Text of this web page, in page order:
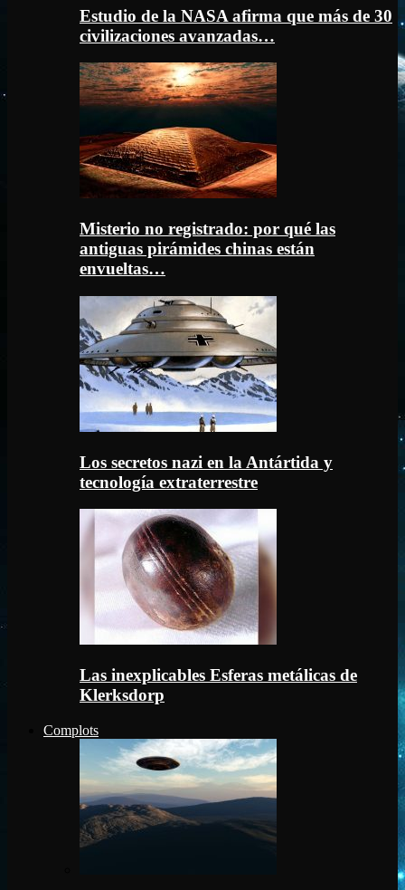
Estudio de la NASA afirma que más de 30
civilizaciones avanzadas…
Misterio no registrado: por qué las
antiguas pirámides chinas están
envueltas…
Los secretos nazi en la Antártida y
tecnología extraterrestre
Las inexplicables Esferas metálicas de
Klerksdorp
Complots